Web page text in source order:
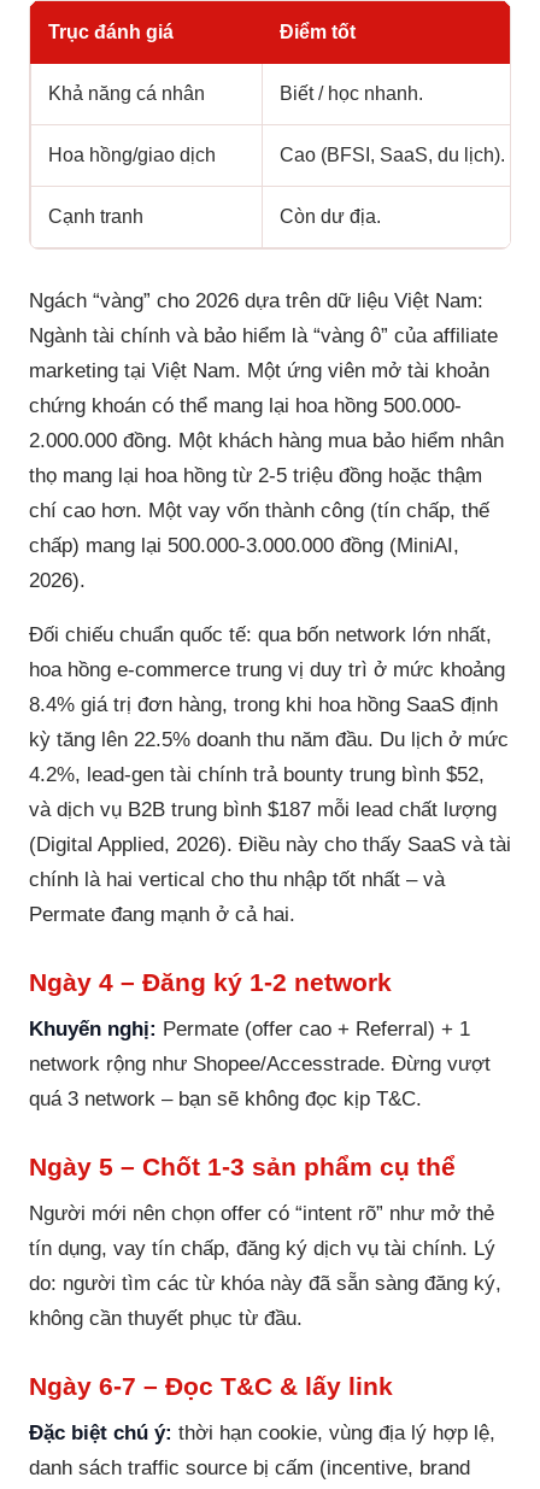
Trục đánh giá Điểm tốt
Khả năng cá nhân Biết / học nhanh.
Hoa hồng/giao dịch Cao (BFSI, SaaS, du lịch).
Cạnh tranh Còn dư địa.
Ngách “vàng” cho 2026 dựa trên dữ liệu Việt Nam:
Ngành tài chính và bảo hiểm là “vàng ô” của affiliate
marketing tại Việt Nam. Một ứng viên mở tài khoản
chứng khoán có thể mang lại hoa hồng 500.000-
2.000.000 đồng. Một khách hàng mua bảo hiểm nhân
thọ mang lại hoa hồng từ 2-5 triệu đồng hoặc thậm
chí cao hơn. Một vay vốn thành công (tín chấp, thế
chấp) mang lại 500.000-3.000.000 đồng (MiniAI,
2026).
Đối chiếu chuẩn quốc tế: qua bốn network lớn nhất,
hoa hồng e-commerce trung vị duy trì ở mức khoảng
8.4% giá trị đơn hàng, trong khi hoa hồng SaaS định
kỳ tăng lên 22.5% doanh thu năm đầu. Du lịch ở mức
4.2%, lead-gen tài chính trả bounty trung bình $52,
và dịch vụ B2B trung bình $187 mỗi lead chất lượng
(Digital Applied, 2026). Điều này cho thấy SaaS và tài
chính là hai vertical cho thu nhập tốt nhất – và
Permate đang mạnh ở cả hai.
Ngày 4 – Đăng ký 1-2 network
Khuyến nghị: Permate (offer cao + Referral) + 1
network rộng như Shopee/Accesstrade. Đừng vượt
quá 3 network – bạn sẽ không đọc kịp T&C.
Ngày 5 – Chốt 1-3 sản phẩm cụ thể
Người mới nên chọn offer có “intent rõ” như mở thẻ
tín dụng, vay tín chấp, đăng ký dịch vụ tài chính. Lý
do: người tìm các từ khóa này đã sẵn sàng đăng ký,
không cần thuyết phục từ đầu.
Ngày 6-7 – Đọc T&C & lấy link
Đặc biệt chú ý: thời hạn cookie, vùng địa lý hợp lệ,
danh sách traffic source bị cấm (incentive, brand